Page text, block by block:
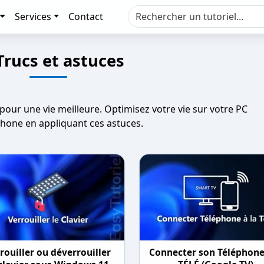
Services Contact
et astuces
une vie meilleure. Optimisez votre vie sur votre PC
en appliquant ces astuces.
ou déverrouiller
Connecter son